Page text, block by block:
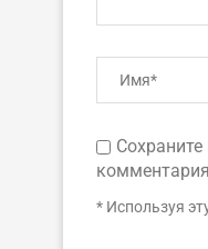
* Используя